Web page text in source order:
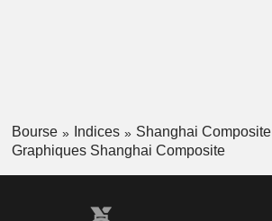
Bourse Indices
Shanghai Composite
Graphiques Shanghai Composite